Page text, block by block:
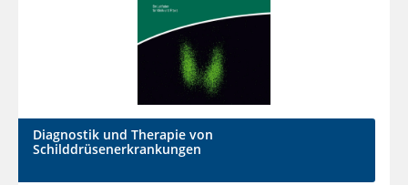
Diagnostik und Therapie von
Schilddrüsenerkrankungen